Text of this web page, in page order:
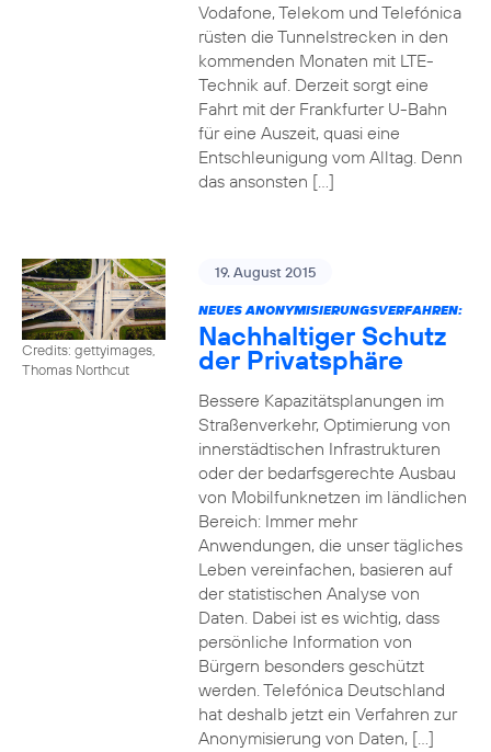
Vodafone, Telekom und Telefónica
rüsten die Tunnelstrecken in den
kommenden Monaten mit LTE-
Technik auf. Derzeit sorgt eine
Fahrt mit der Frankfurter U-Bahn
für eine Auszeit, quasi eine
Entschleunigung vom Alltag. Denn
das ansonsten […]
Credits: gettyimages,
Thomas Northcut
19. August 2015
NEUES ANONYMISIERUNGSVERFAHREN:
Nachhaltiger Schutz
der Privatsphäre
Bessere Kapazitätsplanungen im
Straßenverkehr, Optimierung von
innerstädtischen Infrastrukturen
oder der bedarfsgerechte Ausbau
von Mobilfunknetzen im ländlichen
Bereich: Immer mehr
Anwendungen, die unser tägliches
Leben vereinfachen, basieren auf
der statistischen Analyse von
Daten. Dabei ist es wichtig, dass
persönliche Information von
Bürgern besonders geschützt
werden. Telefónica Deutschland
hat deshalb jetzt ein Verfahren zur
Anonymisierung von Daten, […]